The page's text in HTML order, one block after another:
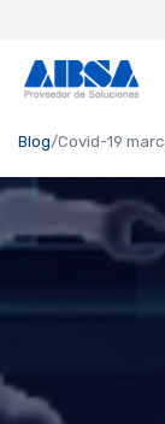
Blog Covid-19